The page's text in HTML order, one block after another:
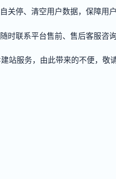
停、清空用户数据，保障用
时联系平台售前、售后客服咨询
站服务，由此带来的不便，